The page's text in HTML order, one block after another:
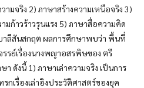
ามจริง 2) ภาษาสร้างความเหนือจริง 3)
ก้าวร้าวรุนแรง 5) ภาษาสื่อความคิด
าลีสันสกฤต ผลการศึกษาพบว่า พื้นที่
รย์เรื่องนางพญาอสรพิษของ ตรี
ดังนี้ 1) ภาษาเล่าความจริง เป็นการ
กเรื่องเล่าอิงประวัติศาสตร์ของยุค